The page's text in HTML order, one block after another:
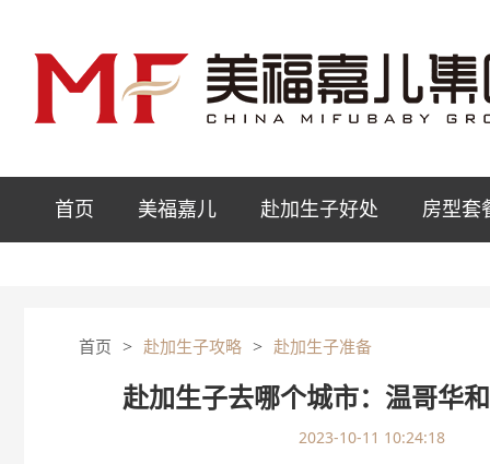
首页 美福嘉儿 赴加生子好处 房型套
首页 > 赴加生子攻略 > 赴加生子准备
赴加生子去哪个城市：温哥华
2023-10-11 10:24:18